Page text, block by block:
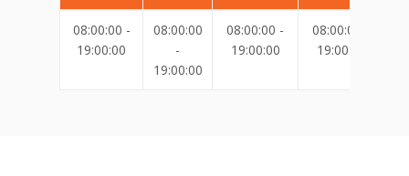
08:00:00 -
19:00:00
08:00:00
-
19:00:00
08:00:00 -
19:00:00
08:00:00 -
19:00:00